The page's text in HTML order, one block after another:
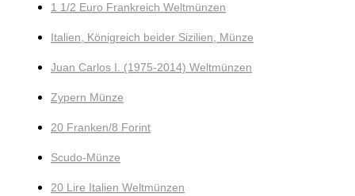
1 1/2 Euro Frankreich Weltmünzen
Italien, Königreich beider Sizilien, Münze
Juan Carlos I. (1975-2014) Weltmünzen
Zypern Münze
20 Franken/8 Forint
Scudo-Münze
20 Lire Italien Weltmünzen